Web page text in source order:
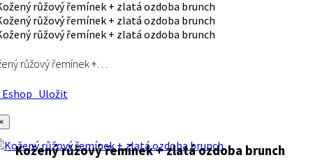
růžový řemínek +…
Uložit
Kožený růžový řemínek + zlatá ozdoba brunch